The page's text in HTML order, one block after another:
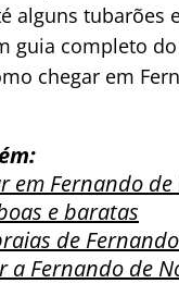
alguns tubarões
guia completo
chegar em
em Fernando
e baratas
de
a Fernando de